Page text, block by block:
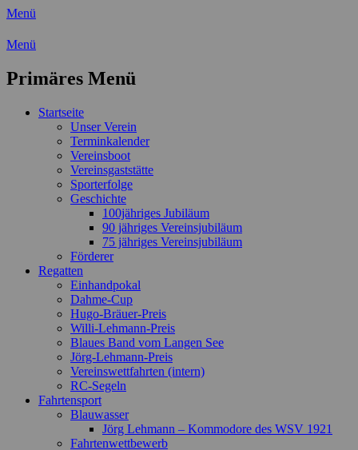
Menü
Wassersport-Verein 1921 e.V.
Freizeit mit der ganzen Familie
Menü
Primäres Menü
Zum
Startseite
Unser Verein
Terminkalender
Vereinsboot
Vereinsgaststätte
Sporterfolge
Geschichte
100jähriges Jubiläum
90 jähriges Vereinsjubiläum
75 jähriges Vereinsjubiläum
Förderer
Regatten
Einhandpokal
Dahme-Cup
Hugo-Bräuer-Preis
Willi-Lehmann-Preis
Blaues Band vom Langen See
Jörg-Lehmann-Preis
Vereinswettfahrten (intern)
RC-Segeln
Fahrtensport
Blauwasser
Jörg Lehmann – Kommodore des WSV 1921
Fahrtenwettbewerb